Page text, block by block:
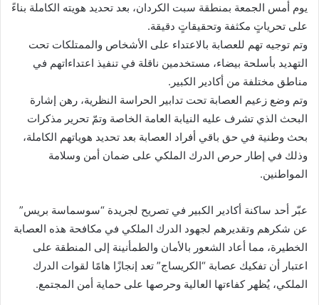
يوم أمس الجمعة بمنطقة سبت الكردان، بعد تحديد هويته الكاملة بناءً
على تحرياتٍ مكثفة وتحقيقاتٍ دقيقة.
وتم توجيه تهم للعصابة بالاعتداء على الأشخاص والممتلكات تحت
التهديد بأسلحة بيضاء، مستخدمين ناقلة في تنفيذ اعتداءاتهم في
مناطق مختلفة من أكادير الكبير.
وتم وضع زعيم العصابة تحت تدابير الحراسة النظرية، رهن إشارة
البحث الذي تشرف عليه النيابة العامة الخاصة وتمّ تحرير مذكرات
بحث وطنية في حق باقي أفراد العصابة بعد تحديد هوياتهم الكاملة،
وذلك في إطار حرص الدرك الملكي على ضمان أمن وسلامة
المواطنين.
عبّر أحد ساكنة أكادير الكبير في تصريح لجريدة “سوسماسة بريس”
عن شكرهم وتقديرهم لجهود الدرك الملكي في مكافحة هذه العصابة
الخطيرة، مما أعاد الشعور بالأمان والطمأنينة إلى المنطقة على
اعتبار أن تفكيك عصابة “الكريساج” تعد إنجازًا هامًا لقوات الدرك
الملكي، يُظهر كفاءتها العالية وحرصها على حماية أمن المجتمع.